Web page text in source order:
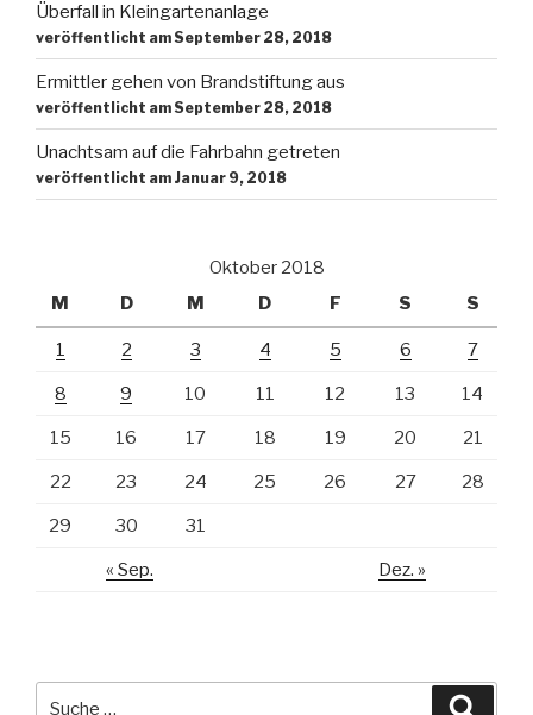
Überfall in Kleingartenanlage
veröffentlicht am September 28, 2018
Ermittler gehen von Brandstiftung aus
veröffentlicht am September 28, 2018
Unachtsam auf die Fahrbahn getreten
veröffentlicht am Januar 9, 2018
Oktober 2018
M
D M D F S S
« Sep. Dez. »
1 2 3 4 5 6 7
8 9 10 11 12 13 14
15 16 17 18 19 20 21
22 23 24 25 26 27 28
29 30 31